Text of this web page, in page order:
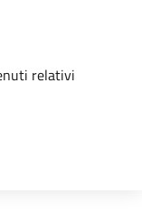
relativi